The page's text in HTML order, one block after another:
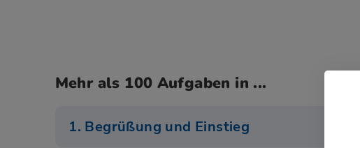
Mehr als 100 Aufgaben in ...
1. Begrüßung und Einstieg